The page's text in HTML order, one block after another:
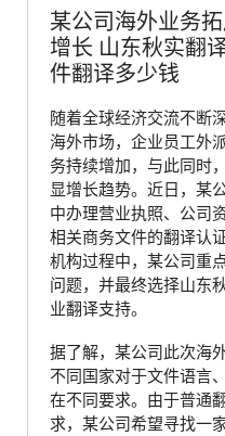
某公司海外业务
增长 山东秋实翻
件翻译多少钱
随着全球经济交流不断
海外市场，企业员工外
务持续增加，与此同时
显增长趋势。近日，某
中办理营业执照、公司
相关商务文件的翻译认
机构过程中，某公司重
问题，并最终选择山东
业翻译支持。
据了解，某公司此次海
不同国家对于文件语言
在不同要求。由于普通
求，某公司希望寻找一